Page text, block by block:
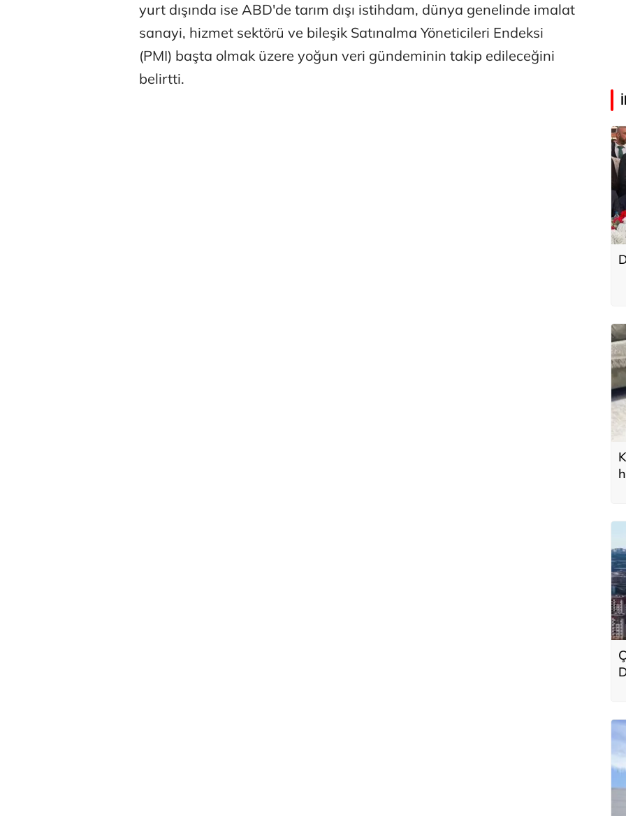
yurt dışında ise ABD'de tarım dışı istihdam, dünya genelinde imalat
sanayi, hizmet sektörü ve bileşik Satınalma Yöneticileri Endeksi
(PMI) başta olmak üzere yoğun veri gündeminin takip edileceğini
belirtti.